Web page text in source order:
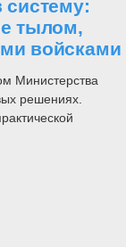
тылом,
войсками
Министерства
решениях.